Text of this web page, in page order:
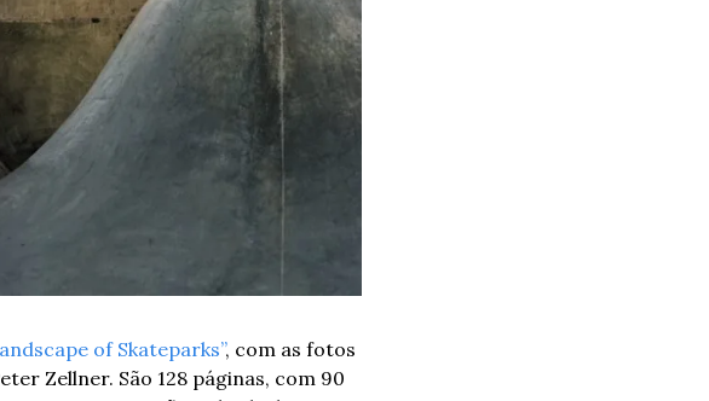
of Skateparks”, com as fotos
Zellner. São 128 páginas, com 90